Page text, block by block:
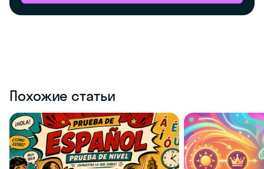
Похожие статьи